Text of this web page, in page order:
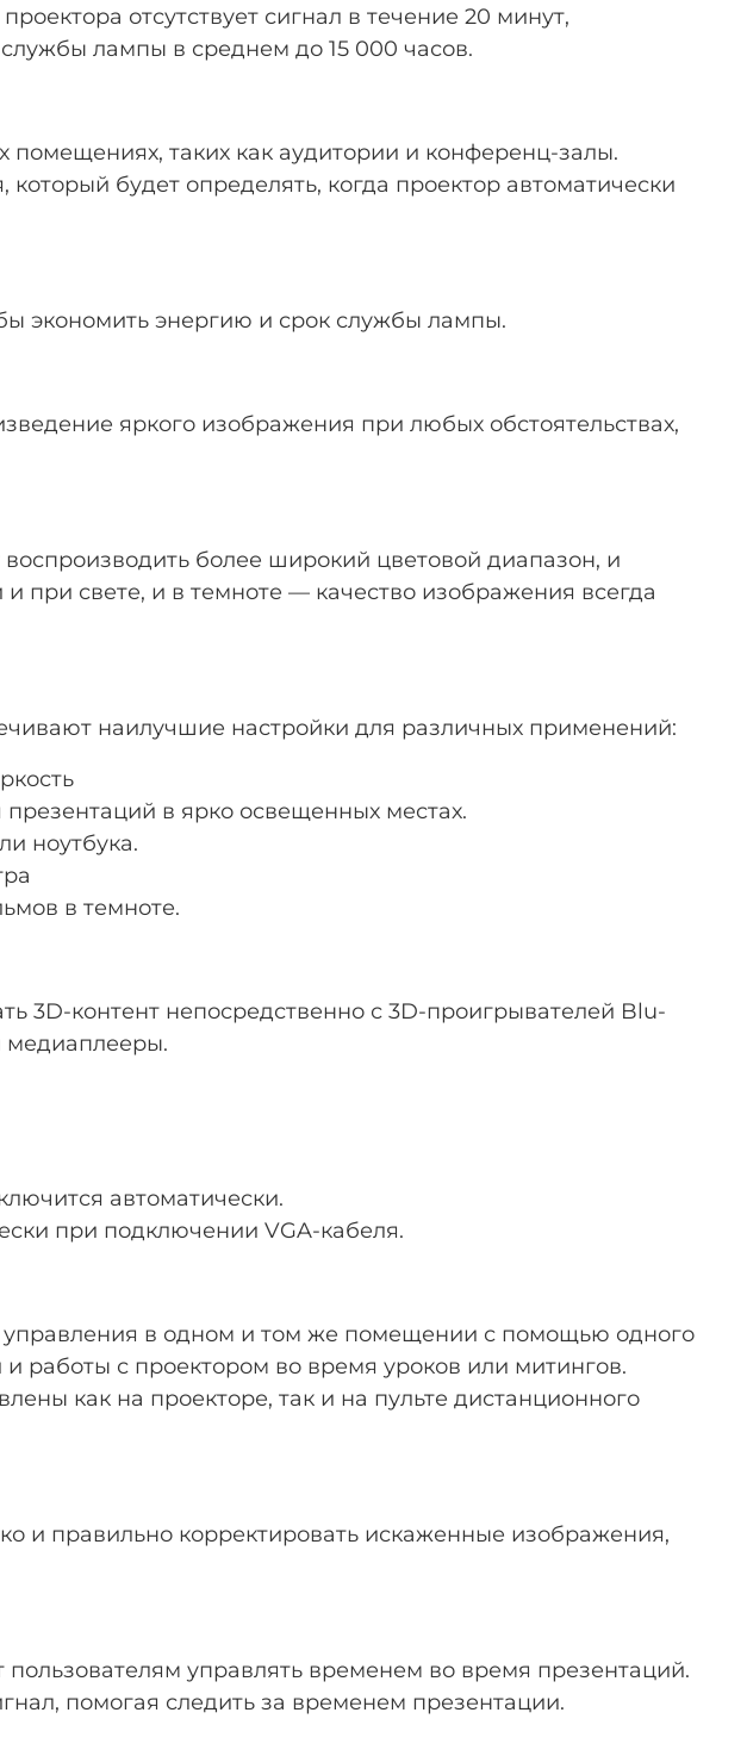
отсутствует сигнал в течение 20 минут,
лампы в среднем до 15 000 часов.
таких как аудитории и конференц-залы.
будет определять, когда проектор автоматически
экономить энергию и срок службы лампы.
яркого изображения при любых обстоятельствах,
более широкий цветовой диапазон, и
при свете, и в темноте — качество изображения всегда
наилучшие настройки для различных применений:
в ярко освещенных местах.
ноутбука.
в темноте.
3D-контент непосредственно с 3D-проигрывателей Blu-
медиаплееры.
автоматически.
при подключении VGA-кабеля.
управления в одном и том же помещении с помощью одного
работы с проектором во время уроков или митингов.
как на проекторе, так и на пульте дистанционного
и правильно корректировать искаженные изображения,
управлять временем во время презентаций.
помогая следить за временем презентации.